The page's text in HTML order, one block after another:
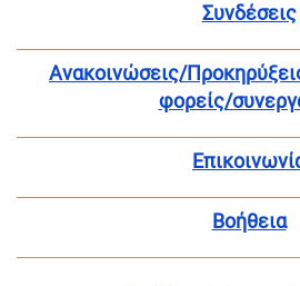
Συνδέσεις
Ανακοινώσεις/
φορείς/
Βοήθεια